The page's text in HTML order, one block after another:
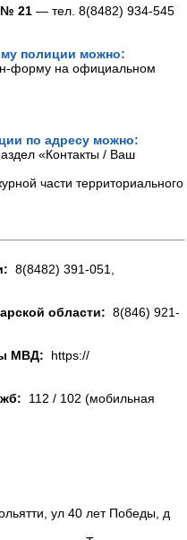
№ 21 — тел. 8(8482) 934-545
полиции можно:
форму на официальном
по адресу можно:
«Контакты / Ваш
части территориального
8(8482) 391-051,
области: 8(846) 921-
МВД: https://
112 / 102 (мобильная
ул 40 лет Победы, д